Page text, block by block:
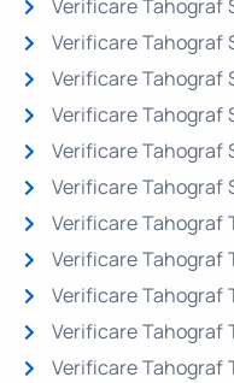
Verificare Tahograf
Verificare Tahograf
Verificare Tahograf
Verificare Tahograf
Verificare Tahograf
Verificare Tahograf
Verificare Tahograf
Verificare Tahograf
Verificare Tahograf
Verificare Tahograf
Verificare Tahograf